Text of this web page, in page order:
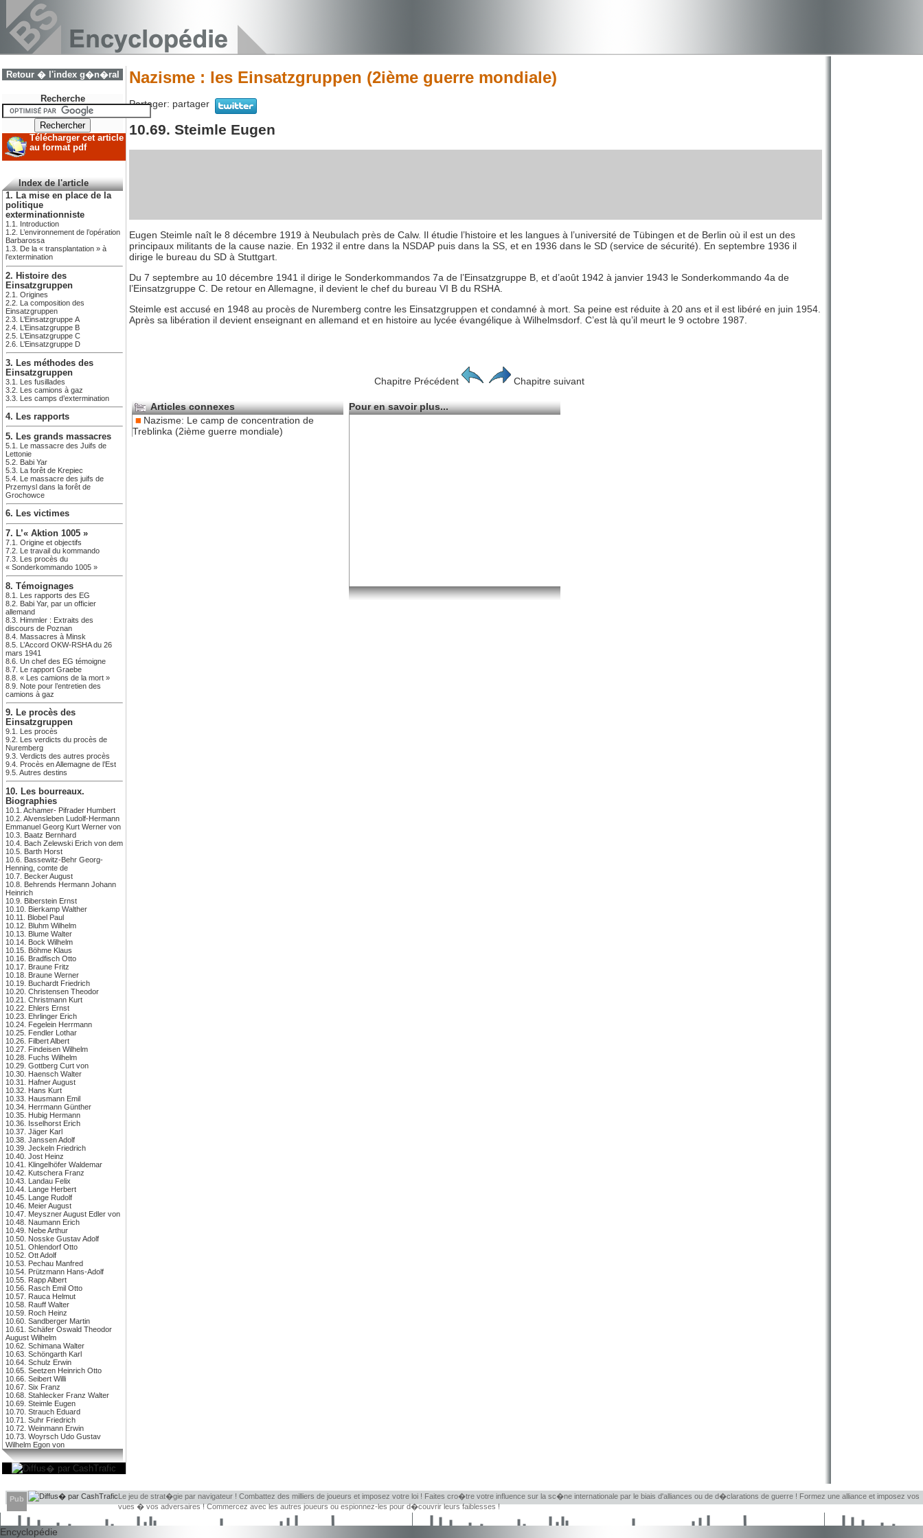
Retour � l'index g�n�ral
Recherche
Télécharger cet article
au format pdf
Index de l'article
1. La mise en place de la
politique
exterminationniste
1.1. Introduction
1.2. L’environnement de l’opération
Barbarossa
1.3. De la « transplantation » à
l’extermination
2. Histoire des
Einsatzgruppen
2.1. Origines
2.2. La composition des
Einsatzgruppen
2.3. L’Einsatzgruppe A
2.4. L’Einsatzgruppe B
2.5. L’Einsatzgruppe C
2.6. L’Einsatzgruppe D
3. Les méthodes des
Einsatzgruppen
3.1. Les fusillades
3.2. Les camions à gaz
3.3. Les camps d’extermination
4. Les rapports
5. Les grands massacres
5.1. Le massacre des Juifs de
Lettonie
5.2. Babi Yar
5.3. La forêt de Krepiec
5.4. Le massacre des juifs de
Przemysl dans la forêt de
Grochowce
6. Les victimes
7. L’« Aktion 1005 »
7.1. Origine et objectifs
7.2. Le travail du kommando
7.3. Les procès du
« Sonderkommando 1005 »
8. Témoignages
8.1. Les rapports des EG
8.2. Babi Yar, par un officier
allemand
8.3. Himmler : Extraits des
discours de Poznan
8.4. Massacres à Minsk
8.5. L’Accord OKW-RSHA du 26
mars 1941
8.6. Un chef des EG témoigne
8.7. Le rapport Graebe
8.8. « Les camions de la mort »
8.9. Note pour l’entretien des
camions à gaz
9. Le procès des
Einsatzgruppen
9.1. Les procès
9.2. Les verdicts du procès de
Nuremberg
9.3. Verdicts des autres procès
9.4. Procès en Allemagne de l’Est
9.5. Autres destins
10. Les bourreaux.
Biographies
10.1. Achamer- Pifrader Humbert
10.2. Alvensleben Ludolf-Hermann
Emmanuel Georg Kurt Werner von
10.3. Baatz Bernhard
10.4. Bach Zelewski Erich von dem
10.5. Barth Horst
10.6. Bassewitz-Behr Georg-
Henning, comte de
10.7. Becker August
10.8. Behrends Hermann Johann
Heinrich
10.9. Biberstein Ernst
10.10. Bierkamp Walther
10.11. Blobel Paul
10.12. Bluhm Wilhelm
10.13. Blume Walter
10.14. Bock Wilhelm
10.15. Böhme Klaus
10.16. Bradfisch Otto
10.17. Braune Fritz
10.18. Braune Werner
10.19. Buchardt Friedrich
10.20. Christensen Theodor
10.21. Christmann Kurt
10.22. Ehlers Ernst
10.23. Ehrlinger Erich
10.24. Fegelein Herrmann
10.25. Fendler Lothar
10.26. Filbert Albert
10.27. Findeisen Wilhelm
10.28. Fuchs Wilhelm
10.29. Gottberg Curt von
10.30. Haensch Walter
10.31. Hafner August
10.32. Hans Kurt
10.33. Hausmann Emil
10.34. Herrmann Günther
10.35. Hubig Hermann
10.36. Isselhorst Erich
10.37. Jäger Karl
10.38. Janssen Adolf
10.39. Jeckeln Friedrich
10.40. Jost Heinz
10.41. Klingelhöfer Waldemar
10.42. Kutschera Franz
10.43. Landau Felix
10.44. Lange Herbert
10.45. Lange Rudolf
10.46. Meier August
10.47. Meyszner August Edler von
10.48. Naumann Erich
10.49. Nebe Arthur
10.50. Nosske Gustav Adolf
10.51. Ohlendorf Otto
10.52. Ott Adolf
10.53. Pechau Manfred
10.54. Prützmann Hans-Adolf
10.55. Rapp Albert
10.56. Rasch Emil Otto
10.57. Rauca Helmut
10.58. Rauff Walter
10.59. Roch Heinz
10.60. Sandberger Martin
10.61. Schäfer Oswald Theodor
August Wilhelm
10.62. Schimana Walter
10.63. Schöngarth Karl
10.64. Schulz Erwin
10.65. Seetzen Heinrich Otto
10.66. Seibert Willi
10.67. Six Franz
10.68. Stahlecker Franz Walter
10.69. Steimle Eugen
10.70. Strauch Eduard
10.71. Suhr Friedrich
10.72. Weinmann Erwin
10.73. Woyrsch Udo Gustav
Wilhelm Egon von
Nazisme : les Einsatzgruppen (2ième guerre mondiale)
Partager: partager
10.69. Steimle Eugen
Eugen Steimle naît le 8 décembre 1919 à Neubulach près de Calw. Il étudie l’histoire et les langues à l’université de Tübingen et de Berlin où il est un des
principaux militants de la cause nazie. En 1932 il entre dans la NSDAP puis dans la SS, et en 1936 dans le SD (service de sécurité). En septembre 1936 il
dirige le bureau du SD à Stuttgart.
Du 7 septembre au 10 décembre 1941 il dirige le Sonderkommandos 7a de l’Einsatzgruppe B, et d’août 1942 à janvier 1943 le Sonderkommando 4a de
l’Einsatzgruppe C. De retour en Allemagne, il devient le chef du bureau VI B du RSHA.
Steimle est accusé en 1948 au procès de Nuremberg contre les Einsatzgruppen et condamné à mort. Sa peine est réduite à 20 ans et il est libéré en juin 1954.
Après sa libération il devient enseignant en allemand et en histoire au lycée évangélique à Wilhelmsdorf. C’est là qu’il meurt le 9 octobre 1987.
Chapitre Précédent Chapitre suivant
Articles connexes
Nazisme: Le camp de concentration de
Treblinka (2ième guerre mondiale)
Pour en savoir plus...
Pub
Le jeu de strat�gie par navigateur ! Combattez des milliers de joueurs et imposez votre loi ! Faites cro�tre votre influence sur la sc�ne internationale par le biais d'alliances ou de d�clarations de guerre ! Formez une alliance et imposez vos
vues � vos adversaires ! Commercez avec les autres joueurs ou espionnez-les pour d�couvrir leurs faiblesses !
Encyclopédie